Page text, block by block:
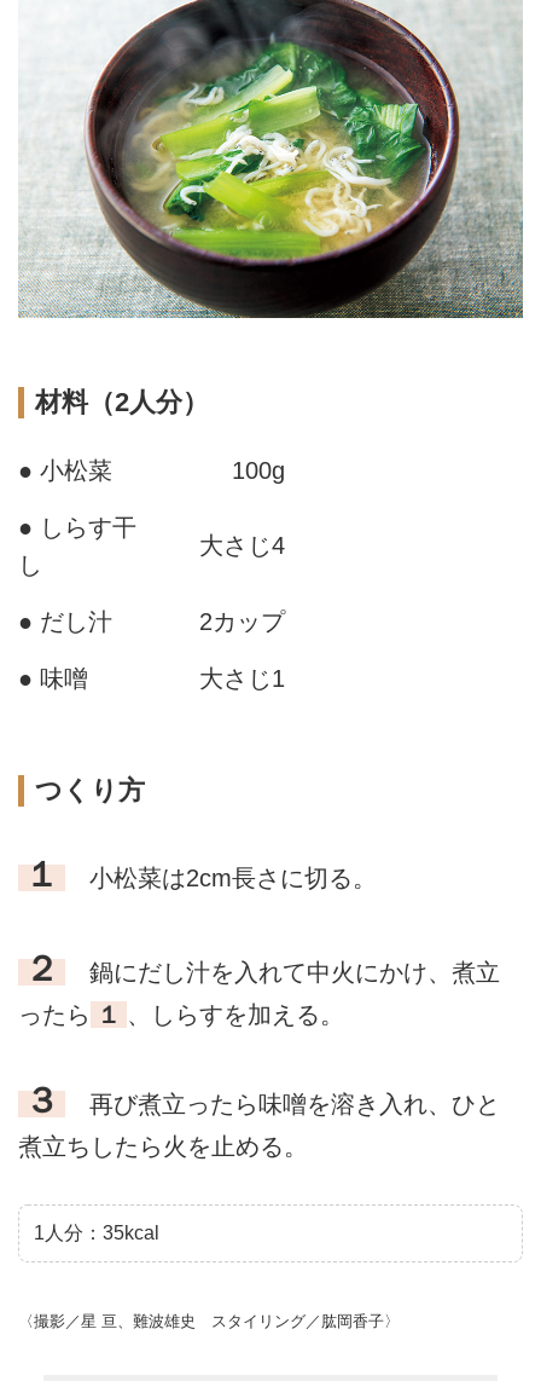
材料（2人分）
● 小松菜 100g
● しらす干
し
大さじ4
● だし汁 2カップ
● 味噌 大さじ1
つくり方
１ 小松菜は2cm長さに切る。
２
鍋にだし汁を入れて中火にかけ、煮立
ったら １ 、しらすを加える。
３
再び煮立ったら味噌を溶き入れ、ひと
煮立ちしたら火を止める。
1人分：35kcal
〈撮影／星 亘、難波雄史 スタイリング／肱岡香子〉